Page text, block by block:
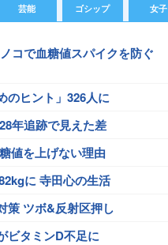
芸能 ゴシップ 女子
コで血糖値スパイクを防ぐ
のヒント」326人に
年追跡で見えた差
値を上げない理由
に 寺田心の生活
策 ツボ&反射区押し
ビタミンD不足に